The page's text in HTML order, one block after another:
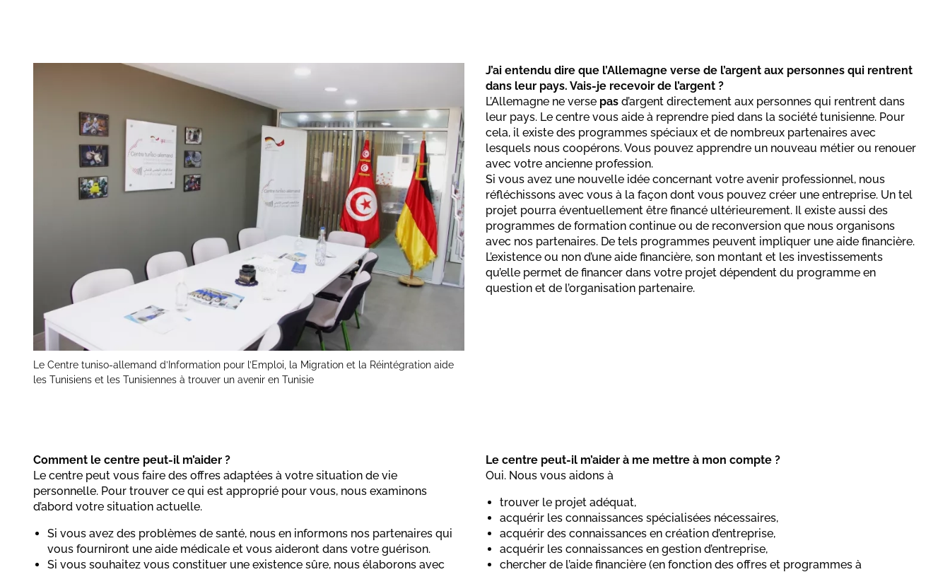
Le Centre tuniso-allemand d’Information pour l’Emploi, la Migration et la Réintégration aide
les Tunisiens et les Tunisiennes à trouver un avenir en Tunisie
J’ai entendu dire que l’Allemagne verse de l’argent aux personnes qui rentrent
dans leur pays. Vais-je recevoir de l’argent ?
L’Allemagne ne verse pas d’argent directement aux personnes qui rentrent dans
leur pays. Le centre vous aide à reprendre pied dans la société tunisienne. Pour
cela, il existe des programmes spéciaux et de nombreux partenaires avec
lesquels nous coopérons. Vous pouvez apprendre un nouveau métier ou renouer
avec votre ancienne profession.
Si vous avez une nouvelle idée concernant votre avenir professionnel, nous
réfléchissons avec vous à la façon dont vous pouvez créer une entreprise. Un tel
projet pourra éventuellement être financé ultérieurement. Il existe aussi des
programmes de formation continue ou de reconversion que nous organisons
avec nos partenaires. De tels programmes peuvent impliquer une aide financière.
L’existence ou non d’une aide financière, son montant et les investissements
qu’elle permet de financer dans votre projet dépendent du programme en
question et de l’organisation partenaire.
Comment le centre peut-il m’aider ?
Le centre peut vous faire des offres adaptées à votre situation de vie
personnelle. Pour trouver ce qui est approprié pour vous, nous examinons
d’abord votre situation actuelle.
Si vous avez des problèmes de santé, nous en informons nos partenaires qui
vous fourniront une aide médicale et vous aideront dans votre guérison.
Si vous souhaitez vous constituer une existence sûre, nous élaborons avec
Le centre peut-il m’aider à me mettre à mon compte ?
Oui. Nous vous aidons à
trouver le projet adéquat,
acquérir les connaissances spécialisées nécessaires,
acquérir des connaissances en création d’entreprise,
acquérir les connaissances en gestion d’entreprise,
chercher de l’aide financière (en fonction des offres et programmes à